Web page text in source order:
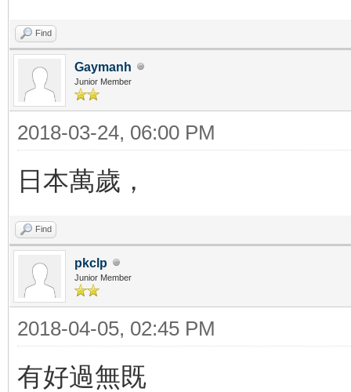
Find
Gaymanh
Junior Member
2018-03-24, 06:00 PM
日本萬歲，
Find
pkclp
Junior Member
2018-04-05, 02:45 PM
有好過無既